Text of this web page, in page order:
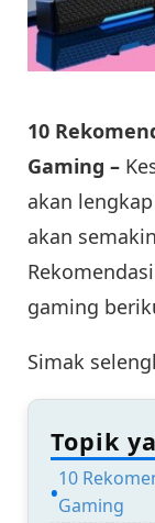
10
Gaming –
akan
akan
gaming
Simak
Topik
10
Gaming